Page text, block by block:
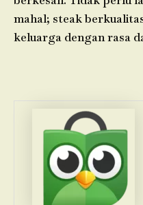
mahal; steak
keluarga dengan rasa